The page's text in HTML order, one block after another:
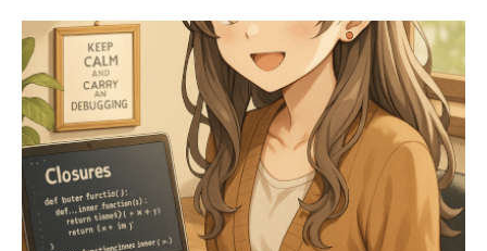
まずは、デコレータの前に高階関数を取り上げます。 ■
高階関数 高階関数とは？ 高階関数は、「関数を引数に
取る」または「関数を返す」関数のことを言います。
Pythonは関数もオブジェクトなので、変数と同様に渡し
たり返したりできます。 高階関数には、下記のいずれ
か、または両方の特徴を満たします。 条件 例 関数を引
数に取る map(), filter(), sorted(..., key=...) 関数を返す
クロージャー、デコレータなど 高階関数の具体例1：関
数を引数に取る関数 def shout(text): return